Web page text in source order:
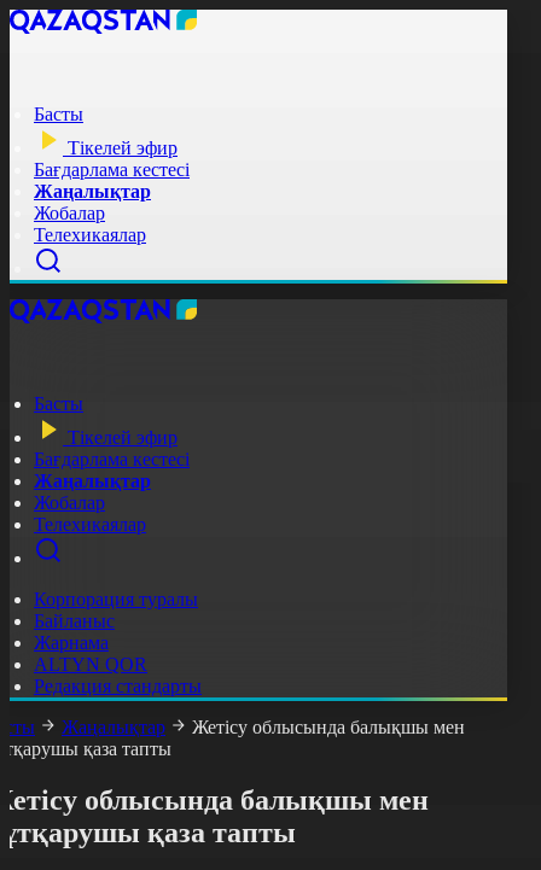
Басты
Тікелей эфир
Бағдарлама кестесі
Жаңалықтар
Жобалар
Телехикаялар
Басты
Тікелей эфир
Бағдарлама кестесі
Жаңалықтар
Жобалар
Телехикаялар
Корпорация туралы
Байланыс
Жарнама
ALTYN QOR
Редакция стандарты
Жаңалықтар
Жетісу облысында балықшы мен
қаза тапты
облысында балықшы мен
қаза тапты